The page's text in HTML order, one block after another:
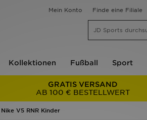
Mein Konto Finde eine Filiale
Kollektionen Fußball Sport
GRATIS VERSAND
AB 100 € BESTELLWERT
Nike V5 RNR Kinder